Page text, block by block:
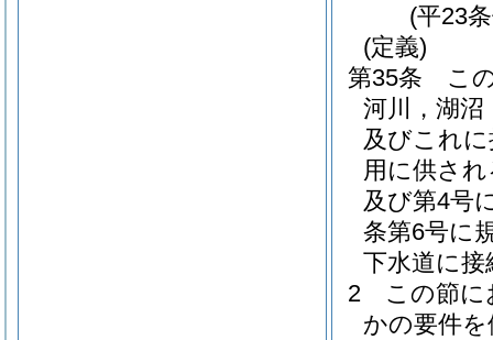
(平23
(定義)
第35条
こ
河川，湖
及びこれ
用に供さ
及び第4号
条第6号に
下水道に
2
この節に
かの要件